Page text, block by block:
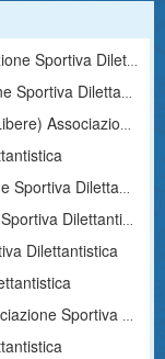
Dilettantistica
Dilettantistica
Sportiva Dilettantistica
Dilettantistica
Dilettantistica
Dilettantistica
Dilettantistica